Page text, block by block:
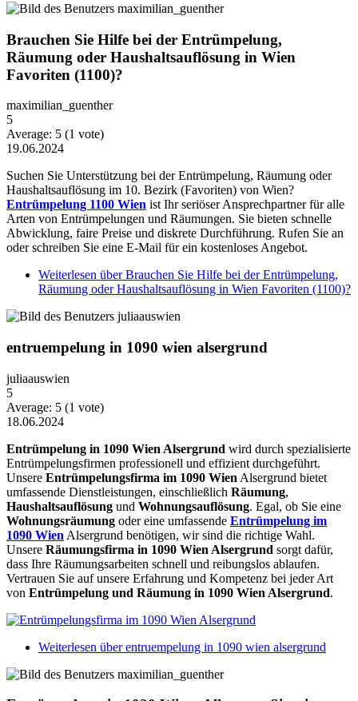
Brauchen Sie Hilfe bei der Entrümpelung,
Räumung oder Haushaltsauflösung in Wien
Favoriten (1100)?
maximilian_guenther
5
Average: 5 (1 vote)
19.06.2024
Suchen Sie Unterstützung bei der Entrümpelung, Räumung oder
Haushaltsauflösung im 10. Bezirk (Favoriten) von Wien?
Entrümpelung 1100 Wien ist Ihr seriöser Ansprechpartner für alle
Arten von Entrümpelungen und Räumungen. Sie bieten schnelle
Abwicklung, faire Preise und diskrete Durchführung. Rufen Sie an
oder schreiben Sie eine E-Mail für ein kostenloses Angebot.
Weiterlesen über Brauchen Sie Hilfe bei der Entrümpelung,
Räumung oder Haushaltsauflösung in Wien Favoriten (1100)?
entruempelung in 1090 wien alsergrund
juliaauswien
5
Average: 5 (1 vote)
18.06.2024
Entrümpelung in 1090 Wien Alsergrund wird durch spezialisierte
Entrümpelungsfirmen professionell und effizient durchgeführt.
Unsere Entrümpelungsfirma im 1090 Wien Alsergrund bietet
umfassende Dienstleistungen, einschließlich Räumung,
Haushaltsauflösung und Wohnungsauflösung. Egal, ob Sie eine
Wohnungsräumung oder eine umfassende Entrümpelung im
1090 Wien Alsergrund benötigen, wir sind die richtige Wahl.
Unsere Räumungsfirma in 1090 Wien Alsergrund sorgt dafür,
dass Ihre Räumungsarbeiten schnell und reibungslos ablaufen.
Vertrauen Sie auf unsere Erfahrung und Kompetenz bei jeder Art
von Entrümpelung und Räumung in 1090 Wien Alsergrund.
Weiterlesen über entruempelung in 1090 wien alsergrund